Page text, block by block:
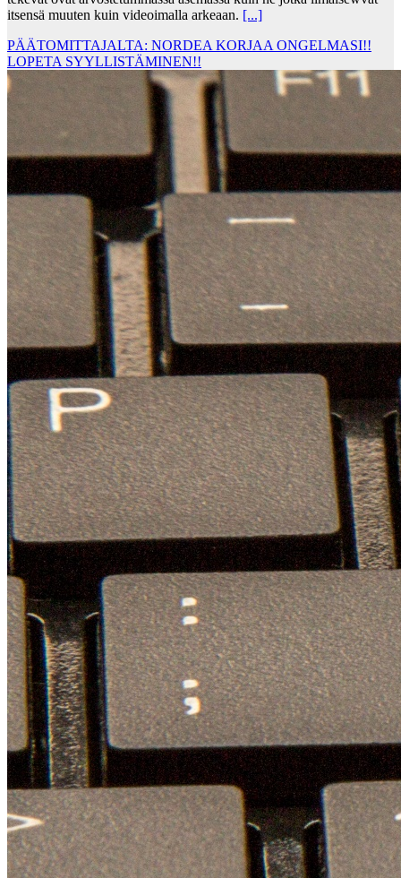
itsensä muuten kuin videoimalla arkeaan. [...]
PÄÄTOMITTAJALTA: NORDEA KORJAA ONGELMASI!!
LOPETA SYYLLISTÄMINEN!!